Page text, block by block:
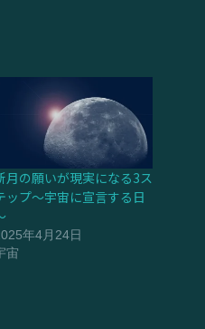
月の願いが現実になる3ス
ップ～宇宙に宣言する日
年4月24日
宙